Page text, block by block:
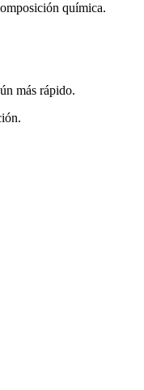
química.
más rápido.